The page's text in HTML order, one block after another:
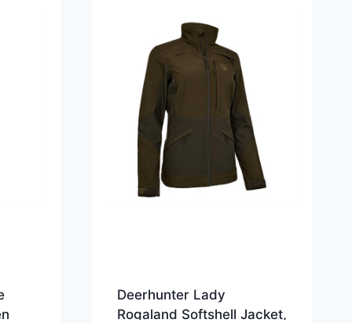
Deerhunter Lady
Rogaland Softshell Jacket,